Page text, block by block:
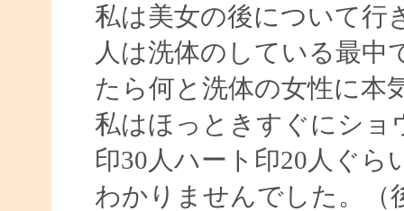
私は美女の後について行
人は洗体のしている最
たら何と洗体の女性に本
私はほっときすぐにシ
印30人ハート印20人ぐ
わかりませんでした。